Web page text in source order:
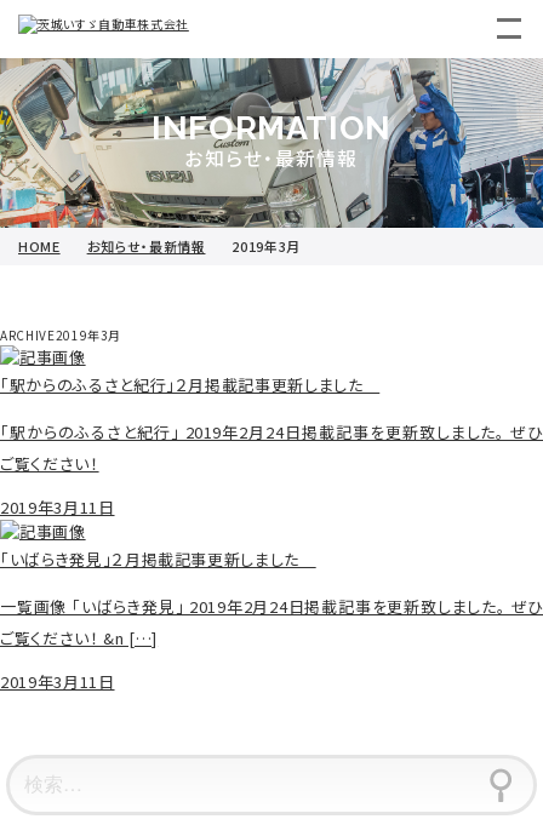
INFORMATION
お知らせ・最新情報
HOME お知らせ・最新情報 2019年3月
ARCHIVE2019年3月
「駅からのふるさと紀行」２月掲載記事更新しました
「駅からのふるさと紀行」 2019年2月24日掲載記事を更新致しました。 ぜひ
ご覧ください！
2019年3月11日
「いばらき発見」２月掲載記事更新しました
一覧画像 「いばらき発見」 2019年2月24日掲載記事を更新致しました。 ぜひ
ご覧ください！ &n […]
2019年3月11日